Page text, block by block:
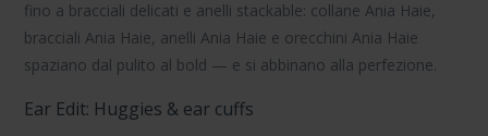
fino a bracciali delicati e anelli stackable: collane Ania Haie,
bracciali Ania Haie, anelli Ania Haie e orecchini Ania Haie
spaziano dal pulito al bold — e si abbinano alla perfezione.
Ear Edit: Huggies & ear cuffs